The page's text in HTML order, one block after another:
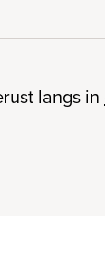
langs in